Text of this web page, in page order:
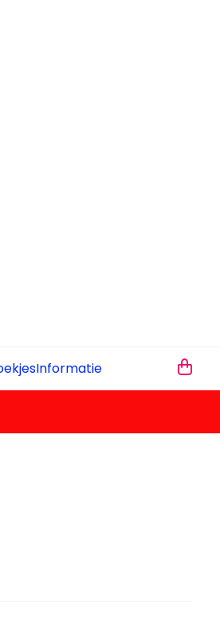
Informatie